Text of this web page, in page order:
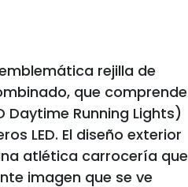
rejilla de
que comprende
Daytime Running Lights)
LED. El diseño exterior
atlética carrocería que
imagen que se ve